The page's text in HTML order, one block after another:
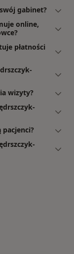
gabinet?
online,
płatności
wizyty?
pacjenci?